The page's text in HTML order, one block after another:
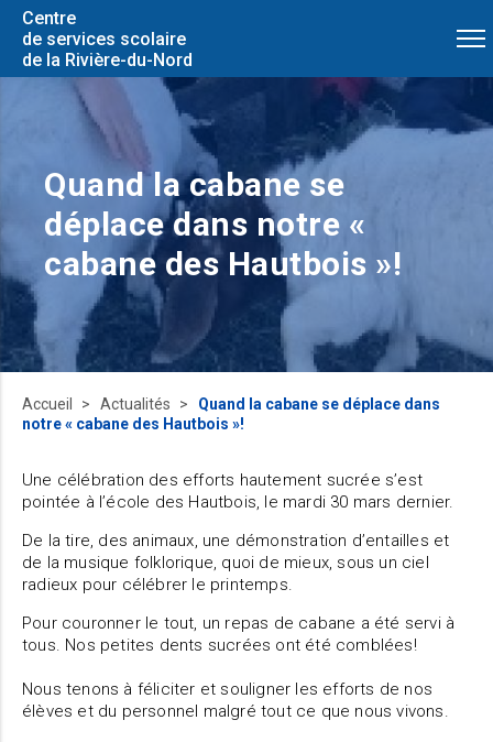
Centre
de services scolaire
de la Rivière-du-Nord
Quand la cabane se
déplace dans notre «
cabane des Hautbois »!
Accueil Actualités
Quand la cabane se déplace dans
notre « cabane des Hautbois »!
Une célébration des efforts hautement sucrée s’est
pointée à l’école des Hautbois, le mardi 30 mars dernier.
De la tire, des animaux, une démonstration d’entailles et
de la musique folklorique, quoi de mieux, sous un ciel
radieux pour célébrer le printemps.
Pour couronner le tout, un repas de cabane a été servi à
tous. Nos petites dents sucrées ont été comblées!
Nous tenons à féliciter et souligner les efforts de nos
élèves et du personnel malgré tout ce que nous vivons.